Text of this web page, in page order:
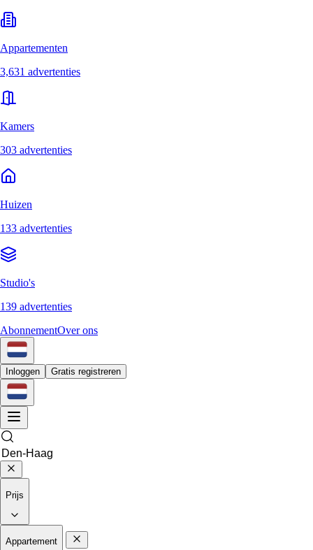
Appartementen
3,631 advertenties
Kamers
303 advertenties
Huizen
133 advertenties
Studio's
139 advertenties
AbonnementOver ons
Inloggen Gratis registreren
Prijs
Appartement